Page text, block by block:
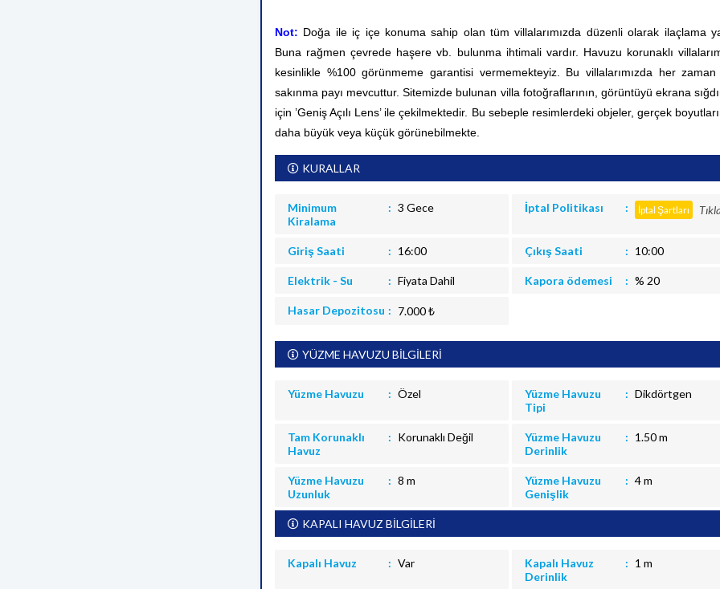
Not: Doğa ile iç içe konuma sahip olan tüm villalarımızda düzenli olarak ilaçlama
Buna rağmen çevrede haşere vb. bulunma ihtimali vardır. Havuzu korunaklı
kesinlikle %100 görünmeme garantisi vermemekteyiz. Bu villalarımızda her
sakınma payı mevcuttur. Sitemizde bulunan villa fotoğraflarının, görüntüyü ekrana
için ’Geniş Açılı Lens’ ile çekilmektedir. Bu sebeple resimlerdeki objeler, gerçek
daha büyük veya küçük görünebilmekte.
KURALLAR
Minimum
Kiralama
3 Gece İptal Politikası İptal Şartları
Giriş Saati 16:00 Çıkış Saati 10:00
Elektrik - Su Fiyata Dahil Kapora ödemesi % 20
Hasar Depozitosu 7.000 ₺
YÜZME HAVUZU BİLGİLERİ
Yüzme Havuzu Özel
Yüzme Havuzu
Tipi
Dikdörtgen
Tam Korunaklı
Havuz
Korunaklı Değil
Yüzme Havuzu
Derinlik
1.50 m
Yüzme Havuzu
Uzunluk
8 m
Yüzme Havuzu
Genişlik
4 m
KAPALI HAVUZ BİLGİLERİ
Kapalı Havuz Var
Kapalı Havuz
Derinlik
1 m